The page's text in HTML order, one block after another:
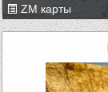
ZM карты